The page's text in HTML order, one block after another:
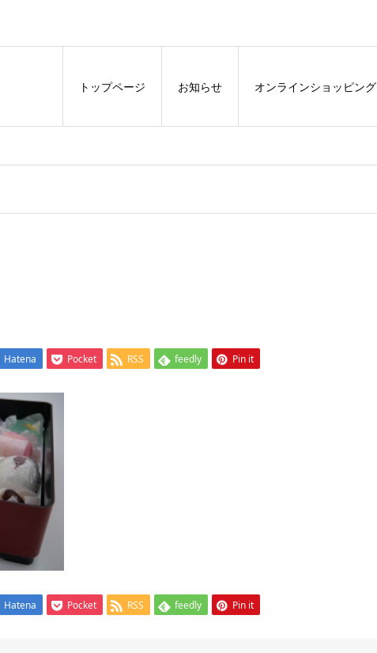
トップページ お知らせ オンラインショッピング
Hatena Pocket RSS feedly Pin it
Hatena Pocket RSS feedly Pin it